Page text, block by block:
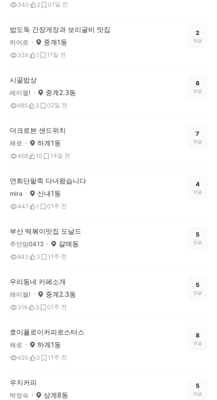
340 2 01일 전
밥도둑 간장게장과 보리굴비 맛집
히어로 중계1동
324 1 1 1일 전
2
댓글
시골밥상
레이첼! 중계2.3동
685 3 02일 전
6
댓글
더크로븐 샌드위치
해로 하계1동
468 10 14일 전
7
댓글
연희단팥죽 다녀왔습니다
mira 신내1동
447 1 01주 전
4
댓글
부산 떡볶이맛집 도날드
주안맘0413 갈매동
843 3 1 1주 전
5
댓글
우리동네 카페소개
레이첼! 중계2.3동
316 3 01주 전
5
댓글
호이폴로이커피로스터스
해로 하계1동
420 0 1 1주 전
8
댓글
우지커피
박정숙 상계8동
5
댓글